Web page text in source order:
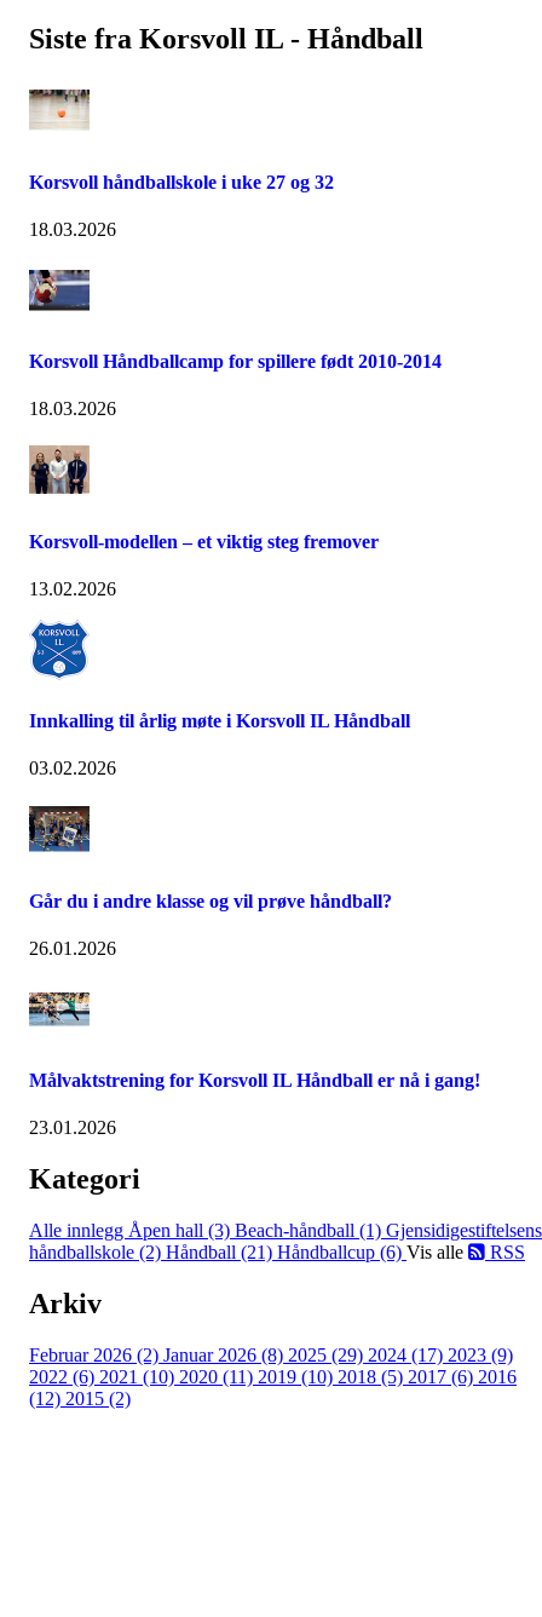
Siste fra Korsvoll IL - Håndball
Korsvoll håndballskole i uke 27 og 32
18.03.2026
Korsvoll Håndballcamp for spillere født 2010-2014
18.03.2026
Korsvoll-modellen – et viktig steg fremover
13.02.2026
Innkalling til årlig møte i Korsvoll IL Håndball
03.02.2026
Går du i andre klasse og vil prøve håndball?
26.01.2026
Målvaktstrening for Korsvoll IL Håndball er nå i gang!
23.01.2026
Kategori
Alle innlegg Åpen hall (3) Beach-håndball (1) Gjensidigestiftelsens
håndballskole (2) Håndball (21) Håndballcup (6) Vis alle RSS
Arkiv
Februar 2026 (2) Januar 2026 (8) 2025 (29) 2024 (17) 2023 (9)
2022 (6) 2021 (10) 2020 (11) 2019 (10) 2018 (5) 2017 (6) 2016
(12) 2015 (2)